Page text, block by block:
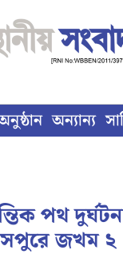
অন্যান্য
পথ
জখম ২